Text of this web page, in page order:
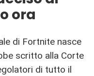
ora
di Fortnite nasce
scritto alla Corte
di tutto il